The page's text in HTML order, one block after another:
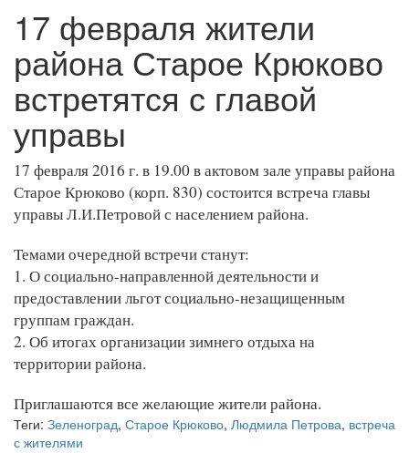
17 февраля жители
района Старое Крюково
встретятся с главой
управы
17 февраля 2016 г. в 19.00 в актовом зале управы района
Старое Крюково (корп. 830) состоится встреча главы
управы Л.И.Петровой с населением района.
Темами очередной встречи станут:
1. О социально-направленной деятельности и
предоставлении льгот социально-незащищенным
группам граждан.
2. Об итогах организации зимнего отдыха на
территории района.
Приглашаются все желающие жители района.
Теги: Зеленоград, Старое Крюково, Людмила Петрова, встреча
с жителями